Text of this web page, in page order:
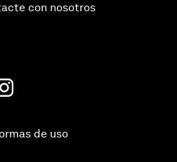
con nosotros
de uso